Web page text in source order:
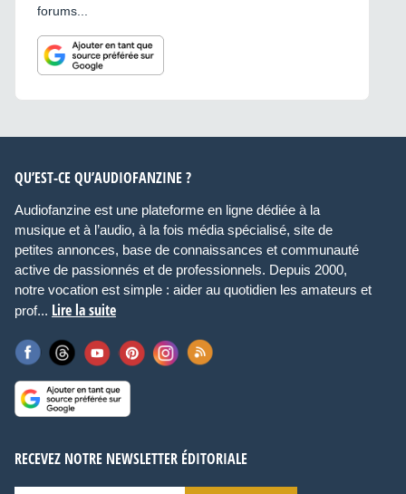
forums...
QU’EST-CE QU’AUDIOFANZINE ?
Audiofanzine est une plateforme en ligne dédiée à la
musique et à l’audio, à la fois média spécialisé, site de
petites annonces, base de connaissances et communauté
active de passionnés et de professionnels. Depuis 2000,
notre vocation est simple : aider au quotidien les amateurs et
prof... Lire la suite
RECEVEZ NOTRE NEWSLETTER ÉDITORIALE